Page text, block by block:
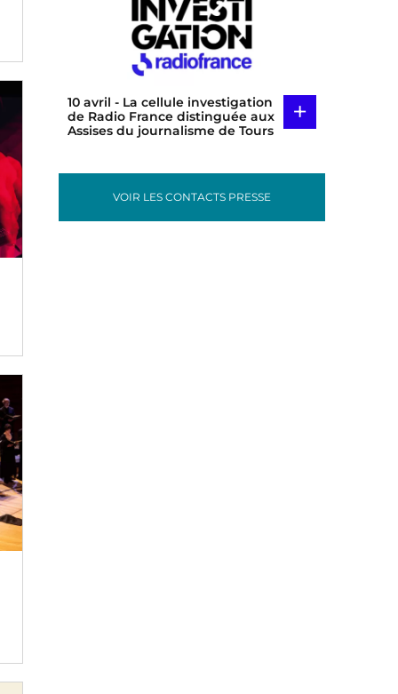
10 avril - La cellule investigation
de Radio France distinguée aux
Assises du journalisme de Tours
+
VOIR LES CONTACTS PRESSE